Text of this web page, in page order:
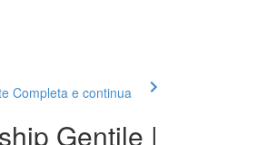
Completa e continua
Gentile |